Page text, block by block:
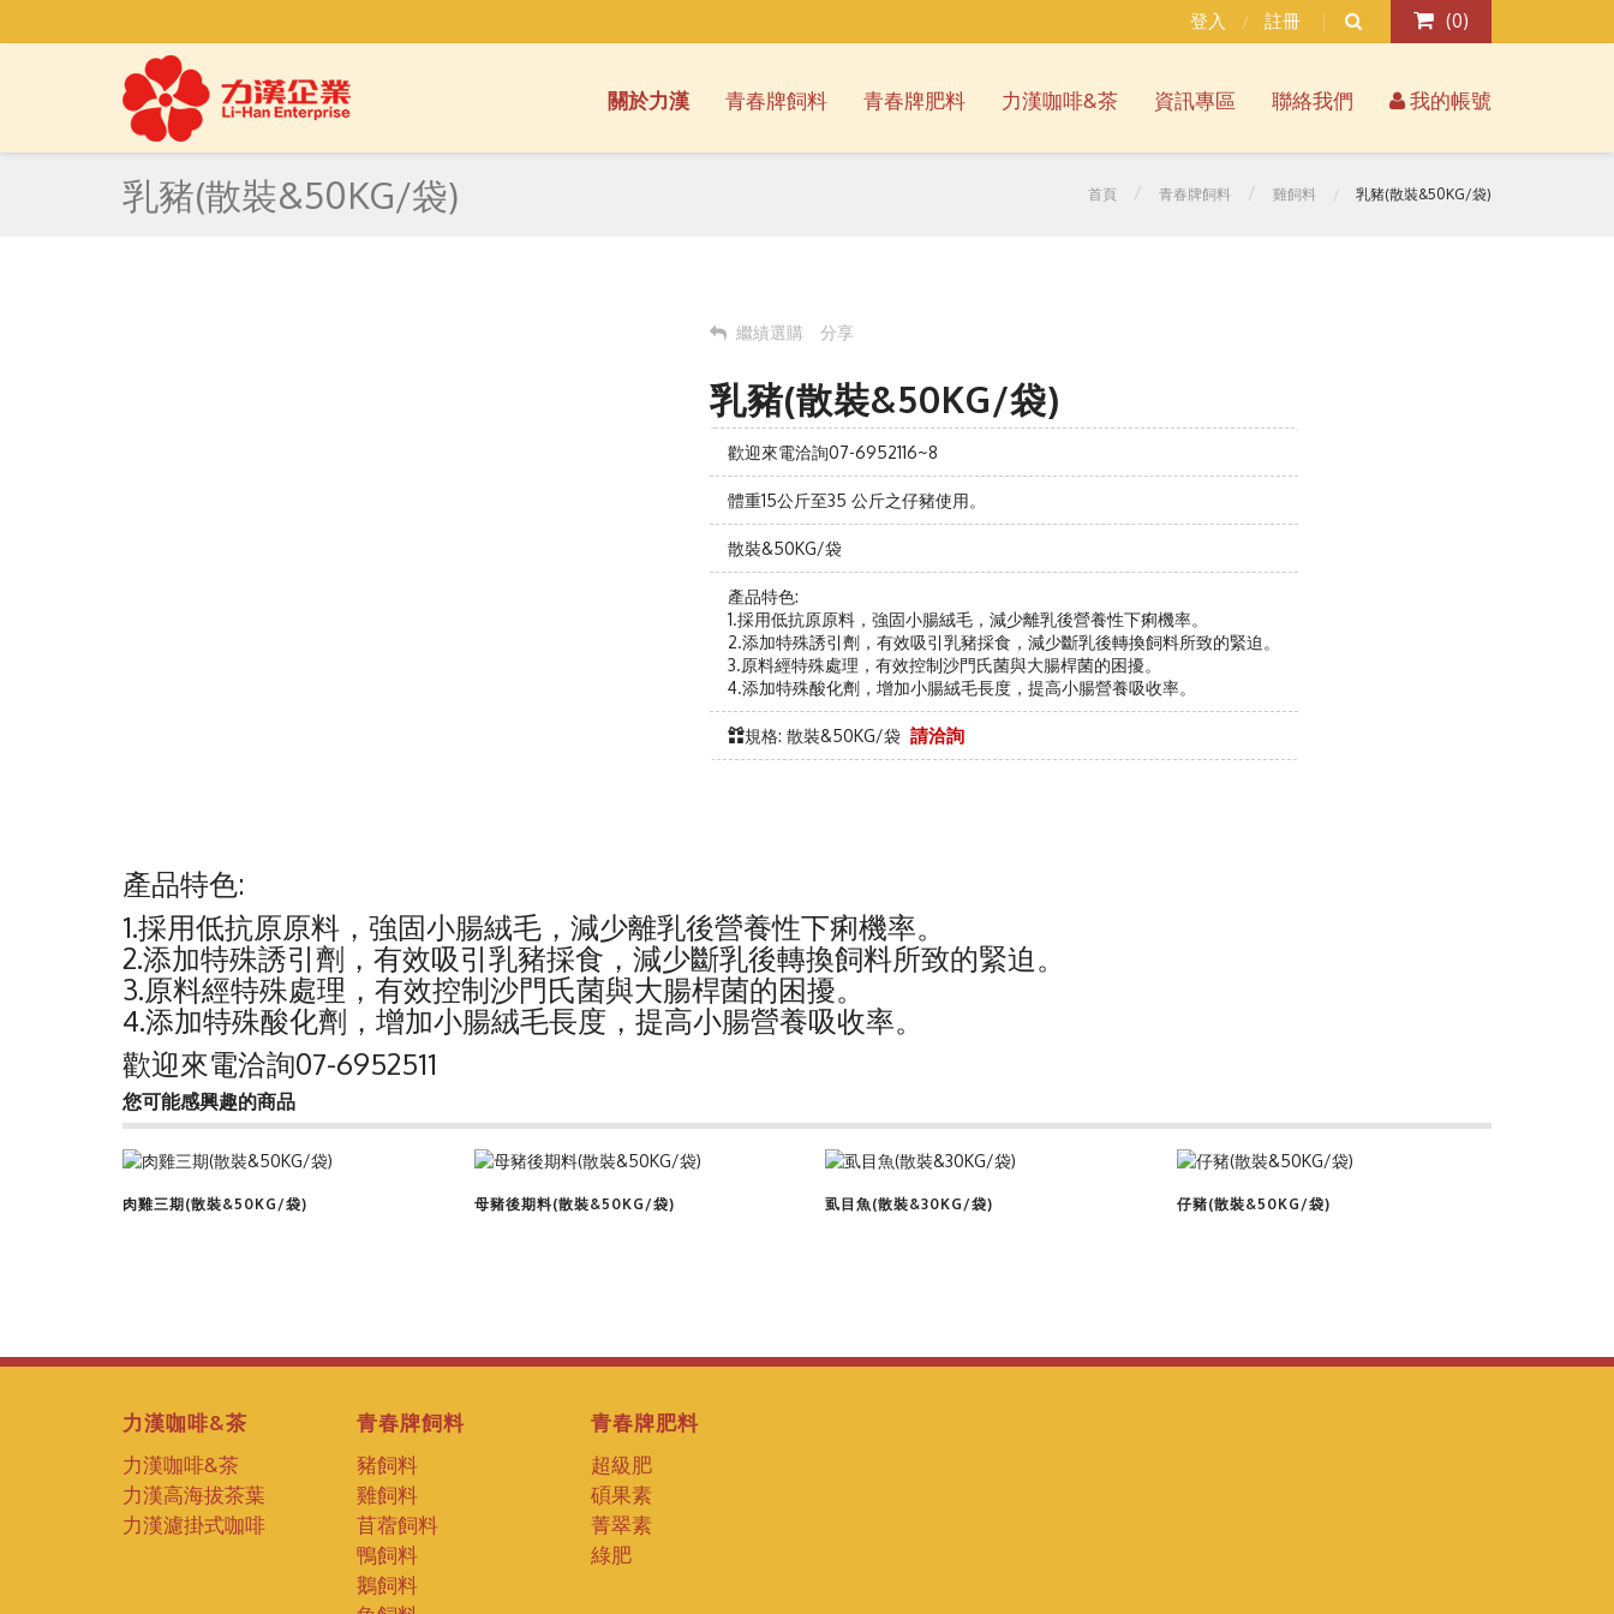
登入 / 註冊 (0)
關於力漢 青春牌飼料 青春牌肥料 力漢咖啡&茶 資訊專區 聯絡我們 我的帳號
乳豬(散裝&50KG/袋) 首頁 青春牌飼料 雞飼料 乳豬(散裝&50KG/袋)
繼績選購 分享
乳豬(散裝&50KG/袋)
歡迎來電洽詢07-6952116~8
體重15公斤至35 公斤之仔豬使用。
散裝&50KG/袋
產品特色:
1.採用低抗原原料，強固小腸絨毛，減少離乳後營養性下痢機率。
2.添加特殊誘引劑，有效吸引乳豬採食，減少斷乳後轉換飼料所致的緊迫。
3.原料經特殊處理，有效控制沙門氏菌與大腸桿菌的困擾。
4.添加特殊酸化劑，增加小腸絨毛長度，提高小腸營養吸收率。
規格: 散裝&50KG/袋 請洽詢
產品特色:
1.採用低抗原原料，強固小腸絨毛，減少離乳後營養性下痢機率。
2.添加特殊誘引劑，有效吸引乳豬採食，減少斷乳後轉換飼料所致的緊迫。
3.原料經特殊處理，有效控制沙門氏菌與大腸桿菌的困擾。
4.添加特殊酸化劑，增加小腸絨毛長度，提高小腸營養吸收率。
歡迎來電洽詢07-6952511
您可能感興趣的商品
查看商品
肉雞三期(散裝&50KG/袋)
查看商品
母豬後期料(散裝&50KG/袋)
查看商品
虱目魚(散裝&30KG/袋)
查看商品
仔豬(散裝&50KG/袋)
力漢咖啡&茶
力漢咖啡&茶
力漢高海拔茶葉
力漢濾掛式咖啡
青春牌飼料
豬飼料
雞飼料
苜蓿飼料
鴨飼料
鵝飼料
青春牌肥料
超級肥
碩果素
菁翠素
綠肥